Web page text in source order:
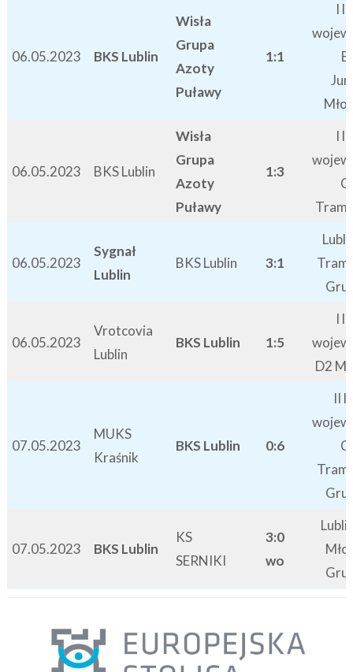
06.05.2023 BKS Lublin
Wisła
Grupa
Azoty
Puławy
1:1
I
06.05.2023 BKS Lublin
Wisła
Grupa
Azoty
Puławy
1:3
I
06.05.2023
Sygnał
Lublin
BKS Lublin 3:1
06.05.2023
Vrotcovia
Lublin
BKS Lublin 1:5
I
D2
07.05.2023
MUKS
Kraśnik
BKS Lublin 0:6
II
07.05.2023 BKS Lublin
KS
SERNIKI
3:0
wo